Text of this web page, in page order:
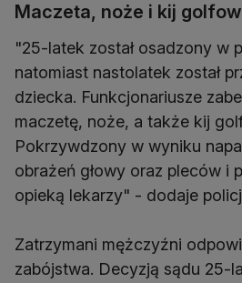
Maczeta, noże i kij
"25-latek został osadzony w
natomiast nastolatek został
dziecka. Funkcjonariusze
maczetę, noże, a także kij
Pokrzywdzony w wyniku
obrażeń głowy oraz pleców i
opieką lekarzy" - dodaje
Zatrzymani mężczyźni
zabójstwa. Decyzją sądu 25-